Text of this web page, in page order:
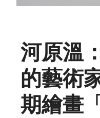
河原溫
的藝術
期繪畫